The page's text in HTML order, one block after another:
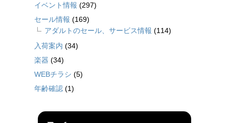
イベント情報 (297)
セール情報 (169)
アダルトのセール、サービス情報 (114)
入荷案内 (34)
楽器 (34)
WEBチラシ (5)
年齢確認 (1)